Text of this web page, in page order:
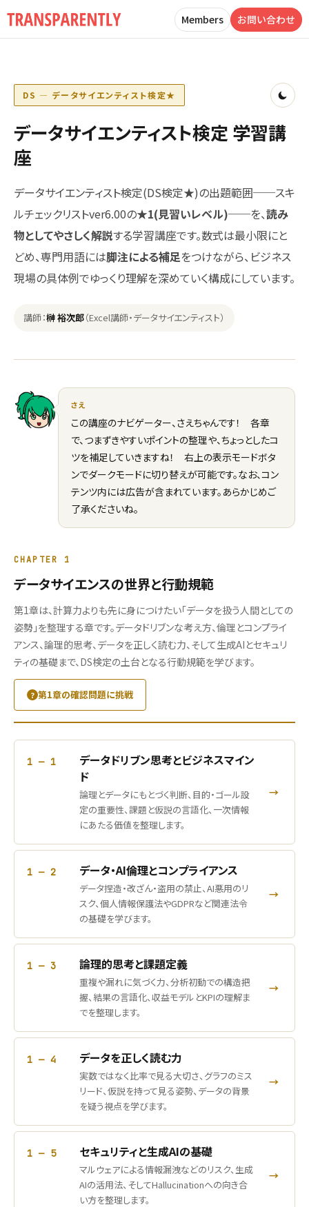
Members お問い合わせ
DS — データサイエンティスト検定★
データサイエンティスト検定 学習講
座
データサイエンティスト検定(DS検定★)の出題範囲──スキ
ルチェックリストver6.00の★1(見習いレベル)──を、読み
物としてやさしく解説する学習講座です。数式は最小限にと
どめ、専門用語には脚注による補足をつけながら、ビジネス
現場の具体例でゆっくり理解を深めていく構成にしています。
講師：榊 裕次郎（Excel講師・データサイエンティスト）
さえ
この講座のナビゲーター、さえちゃんです！ 各章
で、つまずきやすいポイントの整理や、ちょっとしたコ
ツを補足していきますね！ 右上の表示モードボタ
ンでダークモードに切り替えが可能です。なお、コン
テンツ内には広告が含まれています。あらかじめご
了承くださいね。
CHAPTER 1
データサイエンスの世界と行動規範
第1章は、計算力よりも先に身につけたい「データを扱う人間としての
姿勢」を整理する章です。データドリブンな考え方、倫理とコンプライ
アンス、論理的思考、データを正しく読む力、そして生成AIとセキュリ
ティの基礎まで、DS検定の土台となる行動規範を学びます。
第1章の確認問題に挑戦
1 — 1
データドリブン思考とビジネスマイン
ド
論理とデータにもとづく判断、目的・ゴール設
定の重要性、課題と仮説の言語化、一次情報
にあたる価値を整理します。
→
1 — 2 データ・AI倫理とコンプライアンス
データ捏造・改ざん・盗用の禁止、AI悪用のリ
スク、個人情報保護法やGDPRなど関連法令
の基礎を学びます。
→
1 — 3 論理的思考と課題定義
重複や漏れに気づく力、分析初動での構造把
握、結果の言語化、収益モデルとKPIの理解ま
でを整理します。
→
1 — 4 データを正しく読む力
実数ではなく比率で見る大切さ、グラフのミス
リード、仮説を持って見る姿勢、データの背景
を疑う視点を学びます。
→
1 — 5 セキュリティと生成AIの基礎
マルウェアによる情報漏洩などのリスク、生成
AIの活用法、そしてHallucinationへの向き合
い方を整理します。
→